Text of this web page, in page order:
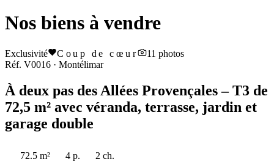
Nos biens à vendre
Exclusivité Coup de cœur 11 photos
Réf. V0016 · Montélimar
À deux pas des Allées Provençales – T3 de
72,5 m² avec véranda, terrasse, jardin et
garage double
72.5 m² 4 p.
2 ch.